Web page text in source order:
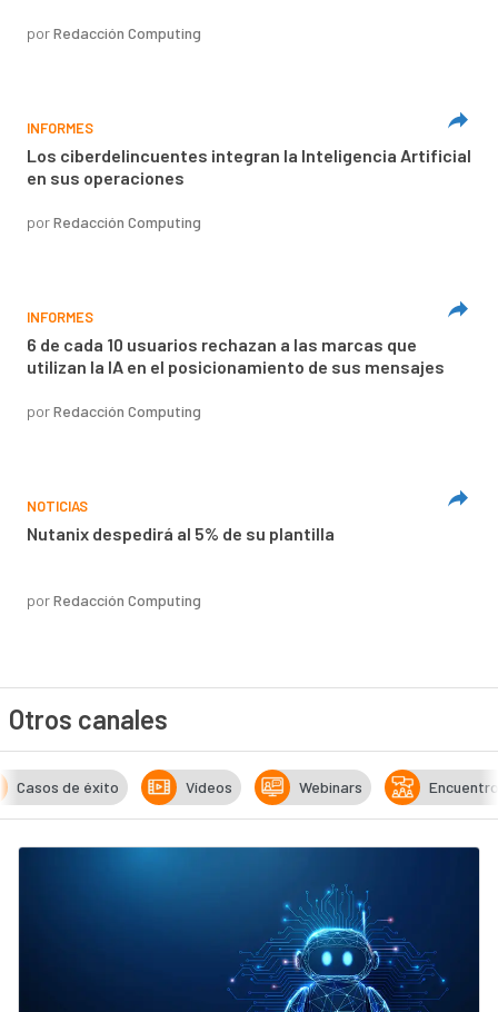
porRedacción Computing
INFORMES
Los ciberdelincuentes integran la Inteligencia Artificial
en sus operaciones
porRedacción Computing
INFORMES
6 de cada 10 usuarios rechazan a las marcas que
utilizan la IA en el posicionamiento de sus mensajes
porRedacción Computing
NOTICIAS
Nutanix despedirá al 5% de su plantilla
porRedacción Computing
Otros canales
Casos de éxito Vídeos Webinars